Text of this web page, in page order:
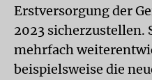
Erstversorgung der
2023 sicherzustellen.
mehrfach
beispielsweise die